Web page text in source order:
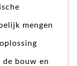
mengen
bouw en